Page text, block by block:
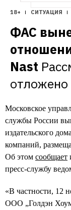
18+ СИТУАЦИЯ
ФАС
Nast
отложено
Московское
службы России
издательского
компаний,
Об этом сообщает
пресс-службу
«В частности, 12
ООО „Голдэн